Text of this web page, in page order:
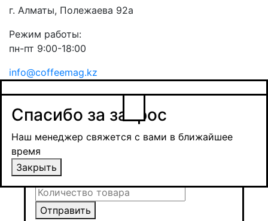
г. Алматы, Полежаева 92а
Режим работы:
пн-пт 9:00-18:00
info@coffeemag.kz
Заказ товара
Уведомить о поступлении
Спасибо за заявку
Наш менеджер свяжется с вами в ближайшее
время и обсудит сроки поставки и условия
оплаты
Закрыть
Получить оптовую цену
Отправить
Спасибо за запрос
Наш менеджер свяжется с вами в ближайшее
время
Закрыть